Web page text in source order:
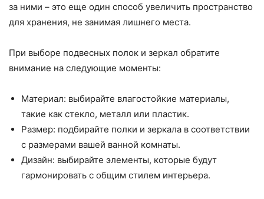
за ними – это еще один способ увеличить пространство
для хранения, не занимая лишнего места.
При выборе подвесных полок и зеркал обратите
внимание на следующие моменты:
Материал: выбирайте влагостойкие материалы,
такие как стекло, металл или пластик.
Размер: подбирайте полки и зеркала в соответствии
с размерами вашей ванной комнаты.
Дизайн: выбирайте элементы, которые будут
гармонировать с общим стилем интерьера.